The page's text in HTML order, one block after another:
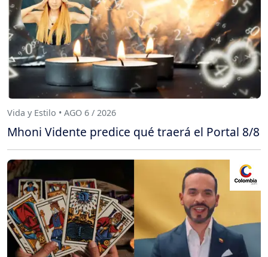
Vida y Estilo • AGO 6 / 2026
Mhoni Vidente predice qué traerá el Portal 8/8